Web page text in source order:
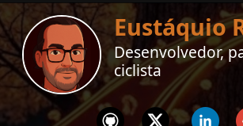
Eustáquio
Desenvolvedor,
ciclista
Github Twitter Linkedin